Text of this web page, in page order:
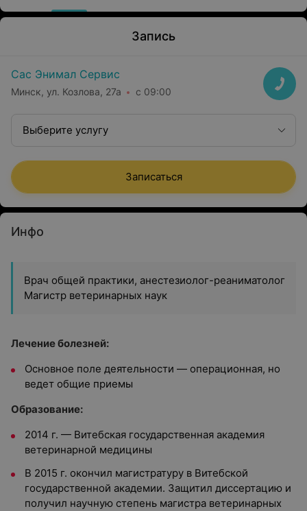
Запись
Сас Энимал Сервис
Минск, ул. Козлова, 27а с 09:00
Выберите услугу
Записаться
Инфо
Врач общей практики, анестезиолог-реаниматолог
Магистр ветеринарных наук
Лечение болезней:
Основное поле деятельности — операционная, но
ведет общие приемы
Образование:
2014 г. — Витебская государственная академия
ветеринарной медицины
В 2015 г. окончил магистратуру в Витебской
государственной академии. Защитил диссертацию и
получил научную степень магистра ветеринарных